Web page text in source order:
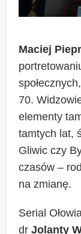
Maciej
70.
elementy
tamtych lat,
Gliwic czy
czasów –
na zmianę.
Serial
drJolanty